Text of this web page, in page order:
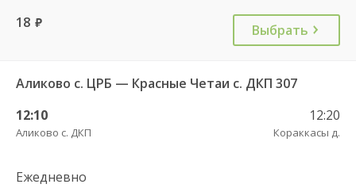
18 руб. Выбрать
Аликово с. ЦРБ — Красные Четаи с. ДКП 307
12:10
Аликово с. ДКП
12:20
Кораккасы д.
Ежедневно